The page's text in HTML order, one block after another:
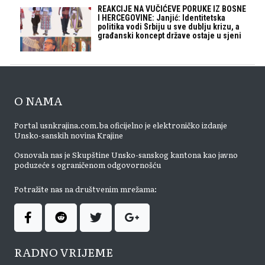
REAKCIJE NA VUČIĆEVE PORUKE IZ BOSNE
I HERCEGOVINE: Janjić: Identitetska
politika vodi Srbiju u sve dublju krizu, a
građanski koncept države ostaje u sjeni
O NAMA
Portal usnkrajina.com.ba oficijelno je elektroničko izdanje
Unsko-sanskih novina Krajine
Osnovala nas je Skupštine Unsko-sanskog kantona kao javno
poduzeće s ograničenom odgovornošću
Potražite nas na društvenim mrežama:
RADNO VRIJEME